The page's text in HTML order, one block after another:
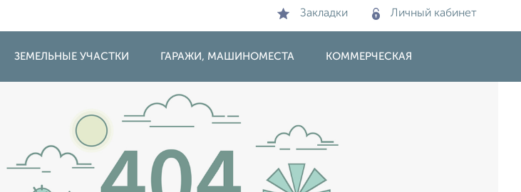
Закладки Личный кабинет
ЗЕМЕЛЬНЫЕ УЧАСТКИ ГАРАЖИ, МАШИНОМЕСТА КОММЕРЧЕСКАЯ